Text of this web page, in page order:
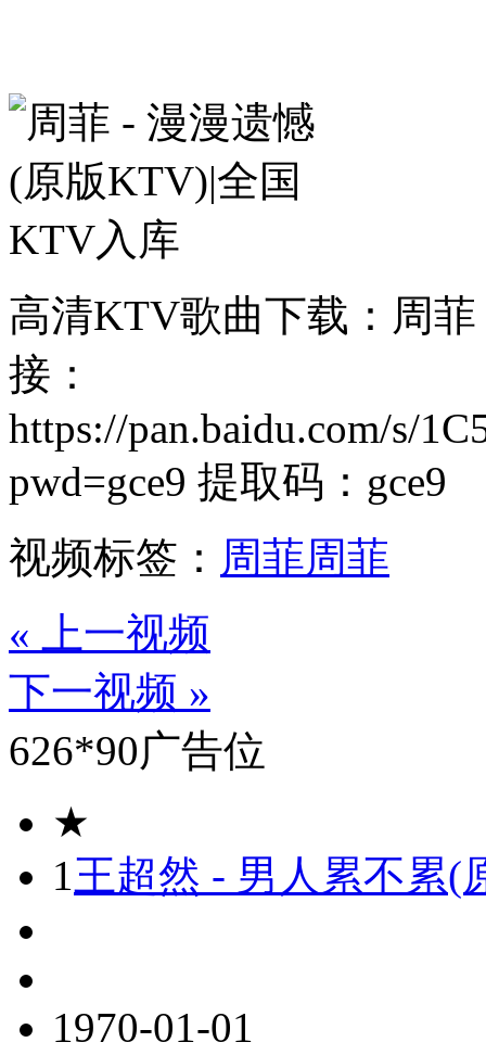
高清KTV歌曲下载：周
接：
https://pan.baidu.com/s/
pwd=gce9 提取码：gce9
视频标签： 周菲周菲
« 上一视频
下一视频 »
626*90广告位
★
1王超然 - 男人累不累(
1970-01-01